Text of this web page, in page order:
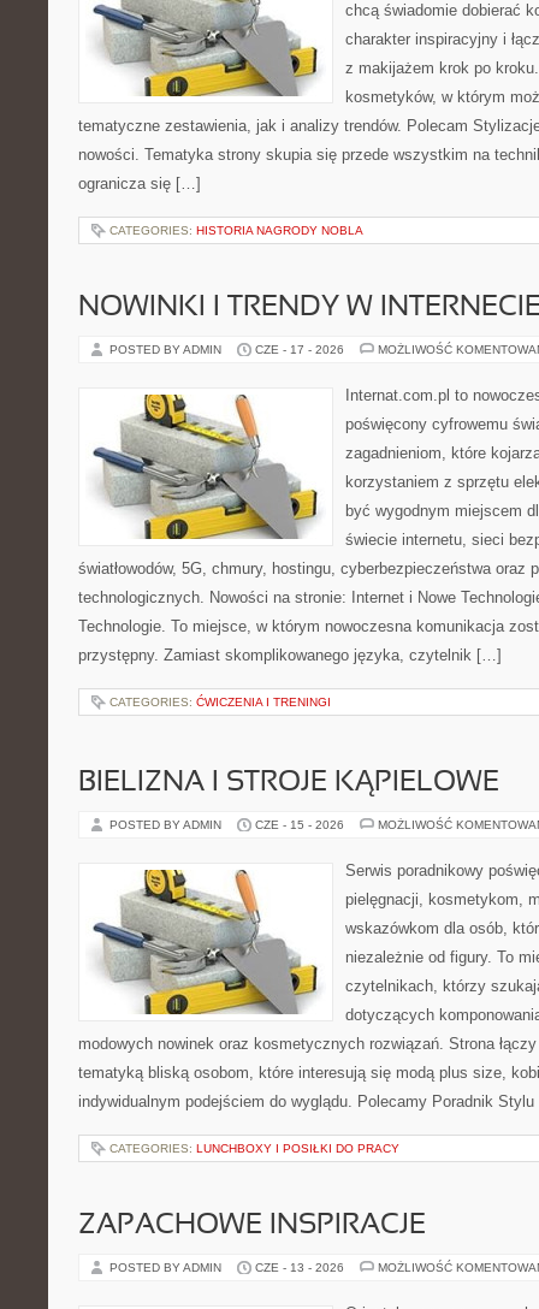
chcą świadomie dobierać
charakter inspiracyjny i
z makijażem krok po
kosmetyków, w którym
tematyczne zestawienia, jak i analizy trendów. Polecam
nowości. Tematyka strony skupia się przede wszystkim na
ogranicza się […]
CATEGORIES: HISTORIA NAGRODY NOBLA
NOWINKI I TRENDY W
POSTED BY ADMIN CZE - 17 - 2026 MOŻLIWOŚĆ
Internat.com.pl to
poświęcony cyfrowemu
zagadnieniom, które
korzystaniem z sprzętu
być wygodnym miejscem
świecie internetu, sieci
światłowodów, 5G, chmury, hostingu, cyberbezpieczeństwa oraz
technologicznych. Nowości na stronie: Internet i Nowe
Technologie. To miejsce, w którym nowoczesna komunikacja
przystępny. Zamiast skomplikowanego języka, czytelnik […]
CATEGORIES: ĆWICZENIA I TRENINGI
BIELIZNA I STROJE KĄPIELOWE
POSTED BY ADMIN CZE - 15 - 2026 MOŻLIWOŚĆ
Serwis poradnikowy
pielęgnacji, kosmetykom,
wskazówkom dla osób,
niezależnie od figury. To
czytelnikach, którzy
dotyczących
modowych nowinek oraz kosmetycznych rozwiązań. Strona
tematyką bliską osobom, które interesują się modą plus size,
indywidualnym podejściem do wyglądu. Polecamy Poradnik
CATEGORIES: LUNCHBOXY I POSIŁKI DO PRACY
ZAPACHOWE INSPIRACJE
POSTED BY ADMIN CZE - 13 - 2026 MOŻLIWOŚĆ